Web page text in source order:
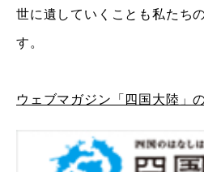
世に遺していくことも私たち
す。
ウェブマガジン「四国大陸」